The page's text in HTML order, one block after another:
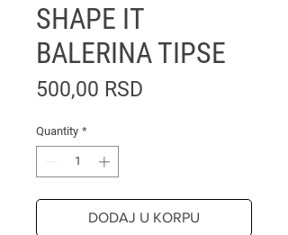
SHAPE IT
BALERINA TIPSE
500,00 RSD
Quantity *
DODAJ U KORPU